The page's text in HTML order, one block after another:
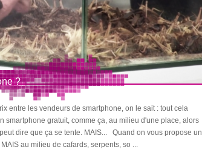
?
entre les vendeurs de smartphone, on le sait : tout cela
smartphone gratuit, comme ça, au milieu d'une place, alors
dire que ça se tente. MAIS... Quand on vous propose un
au milieu de cafards, serpents, so ...